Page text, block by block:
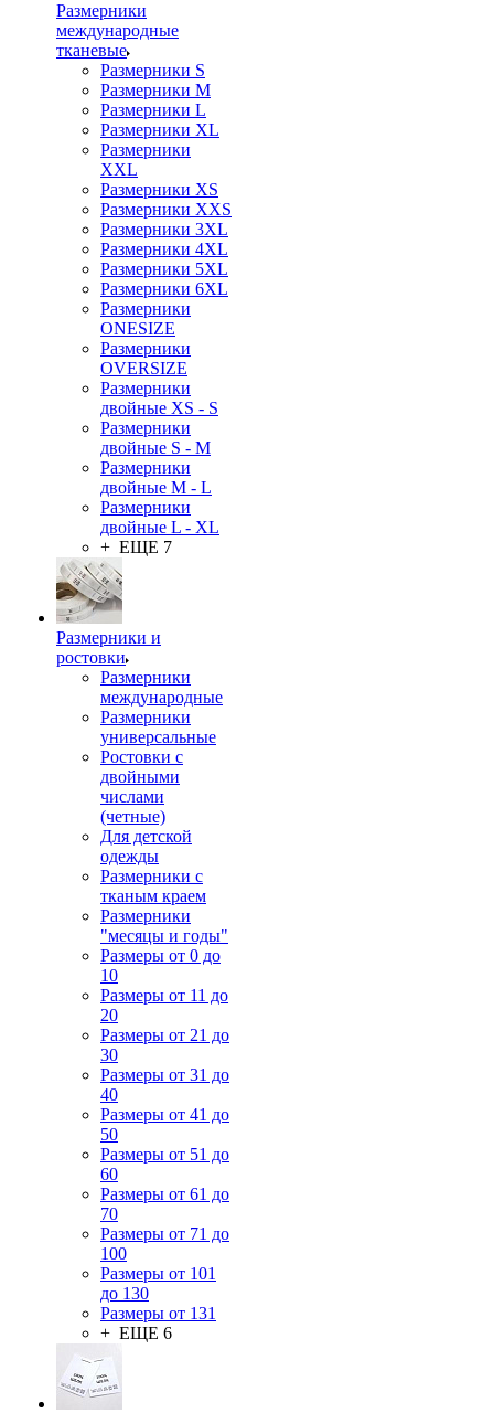
Размерники
международные
тканевые
Размерники S
Размерники M
Размерники L
Размерники XL
Размерники
XXL
Размерники XS
Размерники XXS
Размерники 3XL
Размерники 4XL
Размерники 5XL
Размерники 6XL
Размерники
ONESIZE
Размерники
OVERSIZE
Размерники
двойные XS - S
Размерники
двойные S - M
Размерники
двойные M - L
Размерники
двойные L - XL
+ ЕЩЕ 7
Размерники и
ростовки
Размерники
международные
Размерники
универсальные
Ростовки с
двойными
числами
(четные)
Для детской
одежды
Размерники с
тканым краем
Размерники
"месяцы и годы"
Размеры от 0 до
10
Размеры от 11 до
20
Размеры от 21 до
30
Размеры от 31 до
40
Размеры от 41 до
50
Размеры от 51 до
60
Размеры от 61 до
70
Размеры от 71 до
100
Размеры от 101
до 130
Размеры от 131
+ ЕЩЕ 6